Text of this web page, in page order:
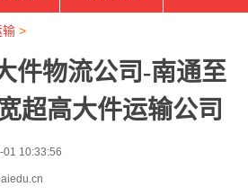
输>
件物流公司-南通至
超高大件运输公司
01 10:33:56